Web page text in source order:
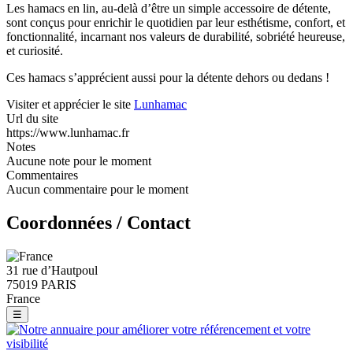
Les hamacs en lin, au-delà d’être un simple accessoire de détente,
sont conçus pour enrichir le quotidien par leur esthétisme, confort, et
fonctionnalité, incarnant nos valeurs de durabilité, sobriété heureuse,
et curiosité.
Ces hamacs s’apprécient aussi pour la détente dehors ou dedans !
Visiter et apprécier le site Lunhamac
Url du site
https://www.lunhamac.fr
Notes
Aucune note pour le moment
Commentaires
Aucun commentaire pour le moment
Coordonnées / Contact
31 rue d’Hautpoul
75019 PARIS
France
☰